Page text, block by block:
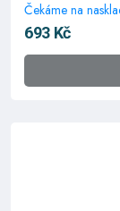
Čekáme na
693 Kč